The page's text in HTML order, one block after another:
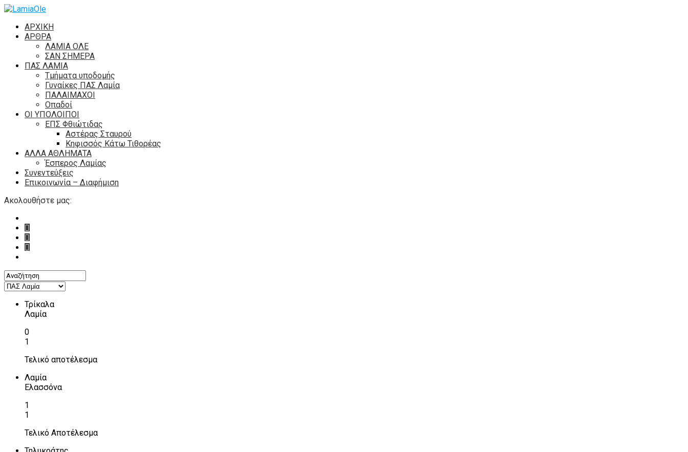
ΑΡΧΙΚΗ
ΑΡΘΡΑ
ΛΑΜΙΑ ΟΛΕ
ΣΑΝ ΣΗΜΕΡΑ
ΠΑΣ ΛΑΜΙΑ
Τμήματα υποδομής
Γυναίκες ΠΑΣ Λαμία
ΠΑΛΑΙΜΑΧΟΙ
Οπαδοί
ΟΙ ΥΠΟΛΟΙΠΟΙ
ΕΠΣ Φθιώτιδας
Αστέρας Σταυρού
Κηφισσός Κάτω Τιθορέας
ΑΛΛΑ ΑΘΛΗΜΑΤΑ
Έσπερος Λαμίας
Συνεντεύξεις
Επικοινωνία – Διαφήμιση
Ακολουθήστε μας:
Τρίκαλα
Λαμία
0
1
Τελικό αποτέλεσμα
Λαμία
Ελασσόνα
1
1
Τελικό Αποτέλεσμα